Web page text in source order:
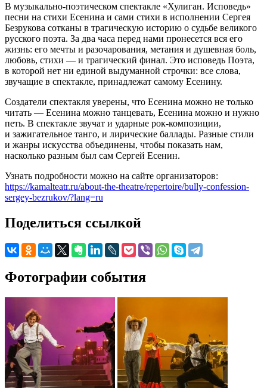
В музыкально-поэтическом спектакле «Хулиган. Исповедь»
песни на стихи Есенина и сами стихи в исполнении Сергея
Безрукова сотканы в трагическую историю о судьбе великого
русского поэта. За два часа перед нами пронесется вся его
жизнь: его мечты и разочарования, метания и душевная боль,
любовь, стихи — и трагический финал. Это исповедь Поэта,
в которой нет ни единой выдуманной строчки: все слова,
звучащие в спектакле, принадлежат самому Есенину.
Создатели спектакля уверены, что Есенина можно не только
читать — Есенина можно танцевать, Есенина можно и нужно
петь. В спектакле звучат и ударные рок-композиции,
и зажигательное танго, и лирические баллады. Разные стили
и жанры искусства объединены, чтобы показать нам,
насколько разным был сам Сергей Есенин.
Узнать подробности можно на сайте организаторов:
https://kamalteatr.ru/about-the-theatre/repertoire/bully-confession-
sergey-bezrukov/?lang=ru
Поделиться ссылкой
Фотографии события